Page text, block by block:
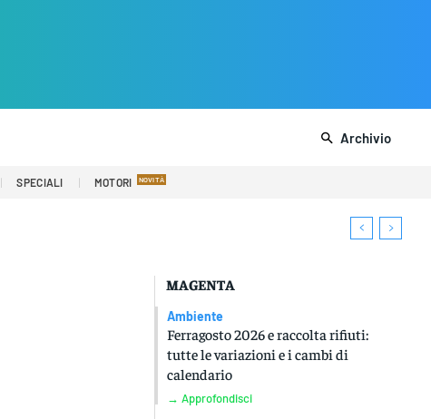
Archivio
SPECIALI MOTORI
MAGENTA
Ambiente
Ferragosto 2026 e raccolta rifiuti:
tutte le variazioni e i cambi di
calendario
→ Approfondisci